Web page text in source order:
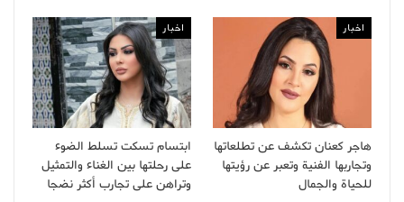
اخبار
هاجر كعنان تكشف عن تطلعاتها
وتجاربها الفنية وتعبر عن رؤيتها
للحياة والجمال
اخبار
ابتسام تسكت تسلط الضوء
على رحلتها بين الغناء والتمثيل
وتراهن على تجارب أكثر نضجا